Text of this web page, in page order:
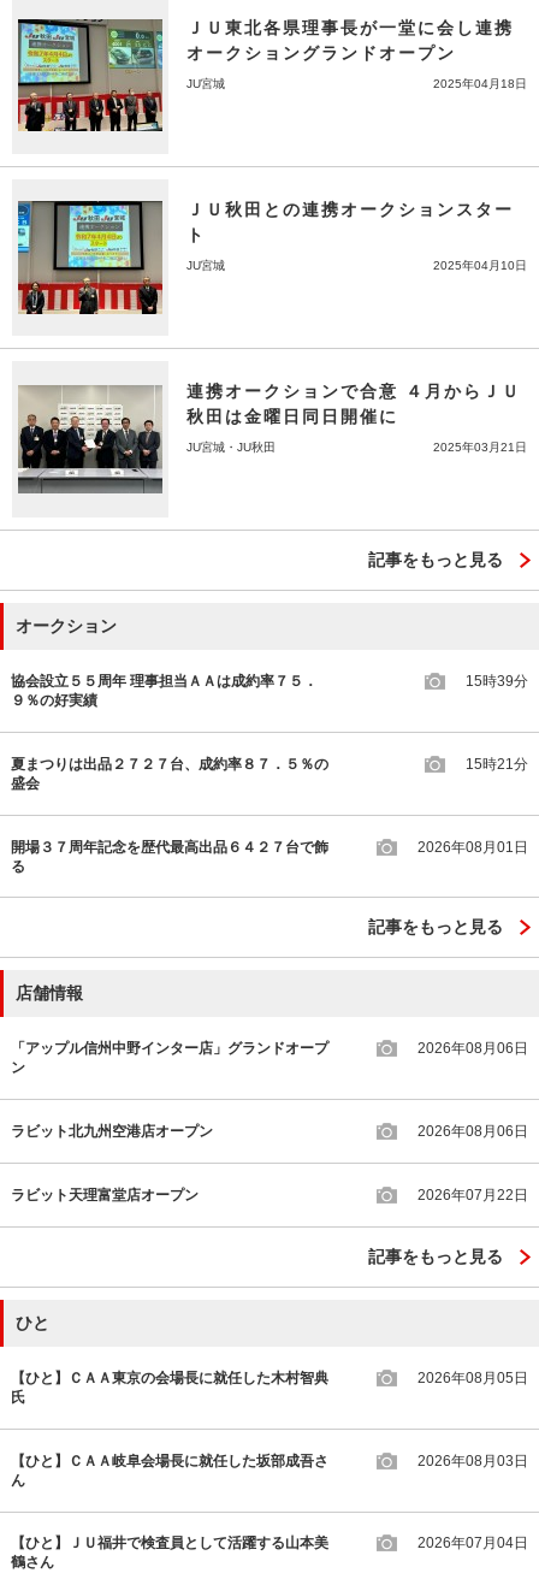
ＪＵ東北各県理事長が一堂に会し連携
オークショングランドオープン
JU宮城 2025年04月18日
ＪＵ秋田との連携オークションスター
ト
JU宮城 2025年04月10日
連携オークションで合意 ４月からＪＵ
秋田は金曜日同日開催に
JU宮城・JU秋田 2025年03月21日
記事をもっと見る
オークション
協会設立５５周年 理事担当ＡＡは成約率７５．
９％の好実績
15時39分
夏まつりは出品２７２７台、成約率８７．５％の
盛会
15時21分
開場３７周年記念を歴代最高出品６４２７台で飾
る
2026年08月01日
記事をもっと見る
店舗情報
「アップル信州中野インター店」グランドオープ
ン
2026年08月06日
ラビット北九州空港店オープン 2026年08月06日
ラビット天理富堂店オープン 2026年07月22日
記事をもっと見る
ひと
【ひと】ＣＡＡ東京の会場長に就任した木村智典
氏
2026年08月05日
【ひと】ＣＡＡ岐阜会場長に就任した坂部成吾さ
ん
2026年08月03日
【ひと】ＪＵ福井で検査員として活躍する山本美
鶴さん
2026年07月04日